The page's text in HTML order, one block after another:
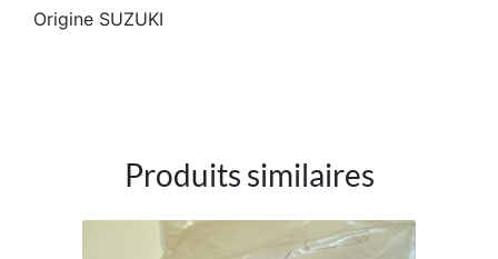
Origine SUZUKI
Produits similaires